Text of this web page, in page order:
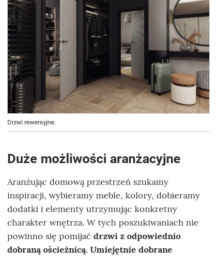
Drzwi rewersyjne.
Duże możliwości aranżacyjne
Aranżując domową przestrzeń szukamy
inspiracji, wybieramy meble, kolory, dobieramy
dodatki i elementy utrzymując konkretny
charakter wnętrza. W tych poszukiwaniach nie
powinno się pomijać drzwi z odpowiednio
dobraną ościeżnicą. Umiejętnie dobrane